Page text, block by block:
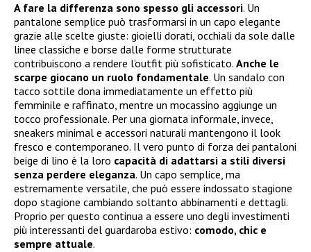
A fare la differenza sono spesso gli accessori. Un
pantalone semplice può trasformarsi in un capo elegante
grazie alle scelte giuste: gioielli dorati, occhiali da sole dalle
linee classiche e borse dalle forme strutturate
contribuiscono a rendere l’outfit più sofisticato. Anche le
scarpe giocano un ruolo fondamentale. Un sandalo con
tacco sottile dona immediatamente un effetto più
femminile e raffinato, mentre un mocassino aggiunge un
tocco professionale. Per una giornata informale, invece,
sneakers minimal e accessori naturali mantengono il look
fresco e contemporaneo. Il vero punto di forza dei pantaloni
beige di lino è la loro capacità di adattarsi a stili diversi
senza perdere eleganza. Un capo semplice, ma
estremamente versatile, che può essere indossato stagione
dopo stagione cambiando soltanto abbinamenti e dettagli.
Proprio per questo continua a essere uno degli investimenti
più interessanti del guardaroba estivo: comodo, chic e
sempre attuale.